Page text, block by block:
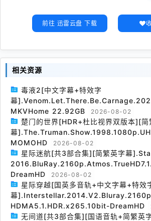
前往 迅雷云盘 下载
相关资源
毒液2[中文字幕+特效字
幕
MKVHome 22.92GB
2026-08-02
楚门的世界[HDR+杜比视界双版本][简
幕
MOMOHD
2026-08-02
星际迷航[共3部合集][简繁英字幕
DreamHD
2026-08-02
星际穿越[国英多音轨+中文字幕+特效
幕
HDMA5.1.HDR.x265.10bit-DreamHD
无间道[共3部合集][国语音轨+简繁英